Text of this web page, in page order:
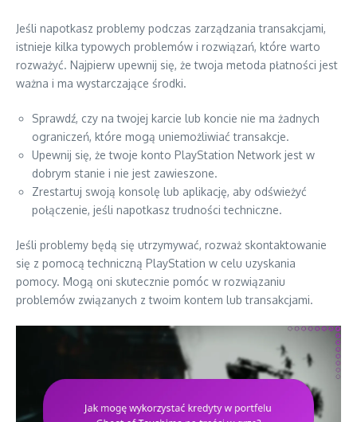
Jeśli napotkasz problemy podczas zarządzania transakcjami,
istnieje kilka typowych problemów i rozwiązań, które warto
rozważyć. Najpierw upewnij się, że twoja metoda płatności jest
ważna i ma wystarczające środki.
Sprawdź, czy na twojej karcie lub koncie nie ma żadnych
ograniczeń, które mogą uniemożliwiać transakcje.
Upewnij się, że twoje konto PlayStation Network jest w
dobrym stanie i nie jest zawieszone.
Zrestartuj swoją konsolę lub aplikację, aby odświeżyć
połączenie, jeśli napotkasz trudności techniczne.
Jeśli problemy będą się utrzymywać, rozważ skontaktowanie
się z pomocą techniczną PlayStation w celu uzyskania
pomocy. Mogą oni skutecznie pomóc w rozwiązaniu
problemów związanych z twoim kontem lub transakcjami.